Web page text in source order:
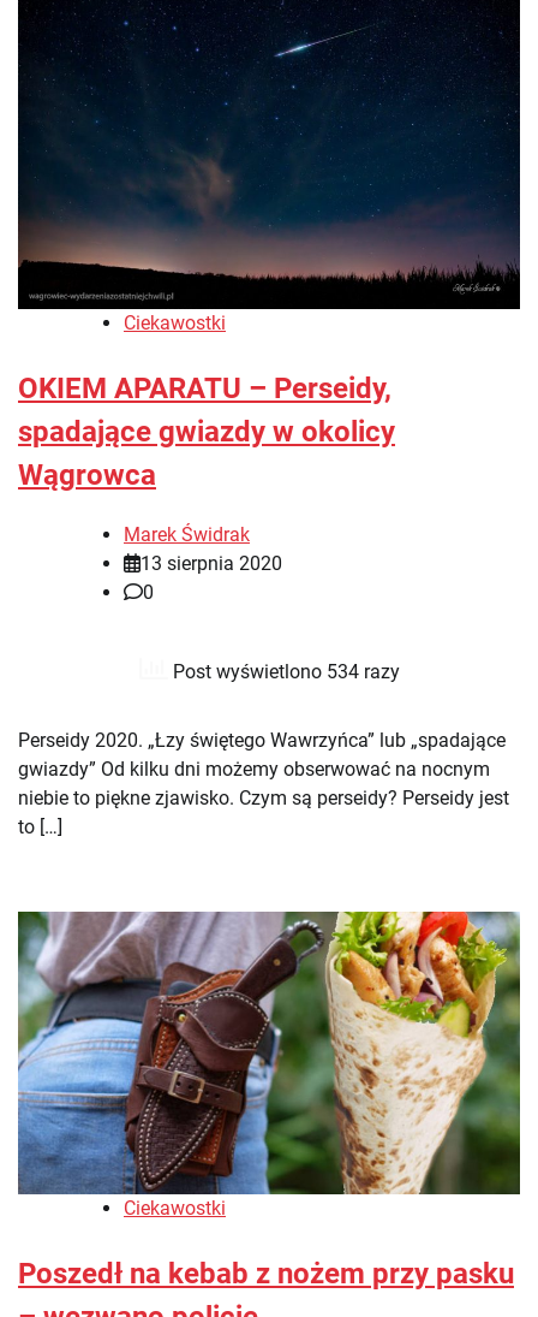
Ciekawostki
OKIEM APARATU – Perseidy,
spadające gwiazdy w okolicy
Wągrowca
Marek Świdrak
13 sierpnia 2020
0
Post wyświetlono 534 razy
Perseidy 2020. „Łzy świętego Wawrzyńca” lub „spadające
gwiazdy” Od kilku dni możemy obserwować na nocnym
niebie to piękne zjawisko. Czym są perseidy? Perseidy jest
to […]
Ciekawostki
Poszedł na kebab z nożem przy pasku